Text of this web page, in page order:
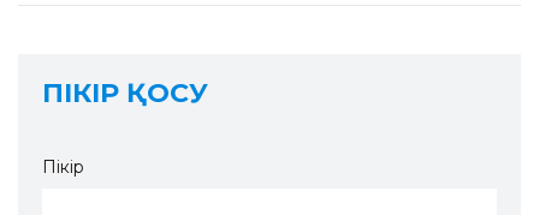
ПІКІР ҚОСУ
Пікір